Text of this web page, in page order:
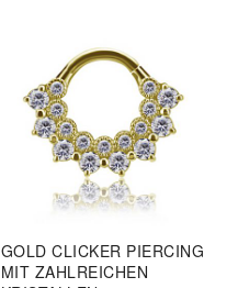
GOLD CLICKER PIERCING
MIT ZAHLREICHEN